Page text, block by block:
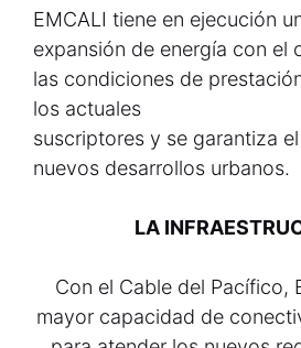
EMCALI tiene en ejecución
expansión de energía con el
las condiciones de
los actuales
suscriptores y se garantiza
nuevos desarrollos urbanos.
LA
Con el Cable del Pacífico,
mayor capacidad de